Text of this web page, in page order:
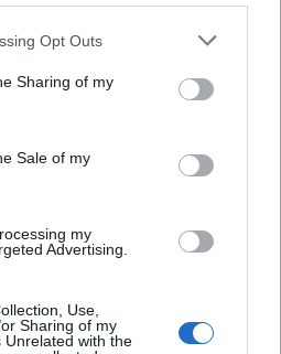
disclosed by us to third parties
app uses one or more Google
store information including but
behaviour. You may click to
and its third-party tags to
Opt Outs
Sharing of my
Sale of my
my
Advertising.
Use,
Sharing of my
Unrelated with the
Francia